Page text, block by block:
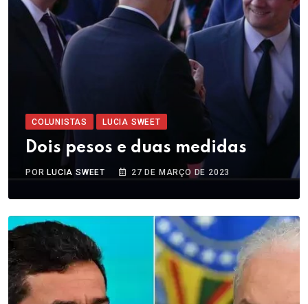
COLUNISTAS LUCIA SWEET
Dois pesos e duas medidas
PORLUCIA SWEET 27 DE MARÇO DE 2023